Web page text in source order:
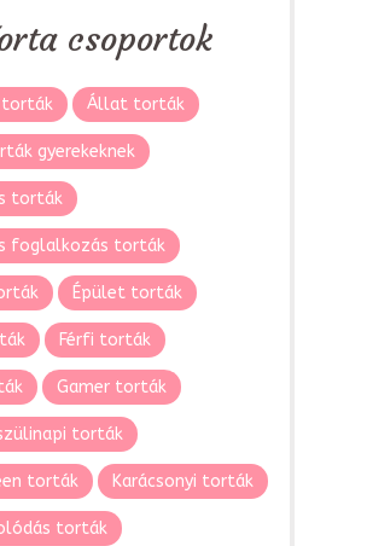
csoportok
torták Állat torták
gyerekeknek
torták
foglalkozás torták
Épület torták
Férfi torták
Gamer torták
torták
torták Karácsonyi torták
torták